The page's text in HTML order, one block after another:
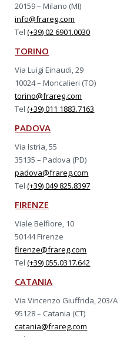
20159 – Milano (MI)
info@frareg.com
Tel(+39) 02 6901.0030
TORINO
Via Luigi Einaudi, 29
10024 – Moncalieri (TO)
torino@frareg.com
Tel(+39) 011 1883.7163
PADOVA
Via Istria, 55
35135 – Padova (PD)
padova@frareg.com
Tel(+39) 049 825.8397
FIRENZE
Viale Belfiore, 10
50144 Firenze
firenze@frareg.com
Tel(+39) 055.0317.642
CATANIA
Via Vincenzo Giuffrida, 203/A
95128 – Catania (CT)
catania@frareg.com